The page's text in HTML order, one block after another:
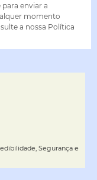
enviar a
momento
a nossa Política
Segurança e